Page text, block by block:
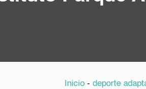
Inicio - deporte